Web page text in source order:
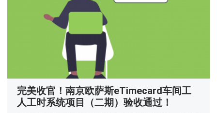
完美收官！南京欧萨斯eTimecard车间工
人工时系统项目（二期）验收通过！